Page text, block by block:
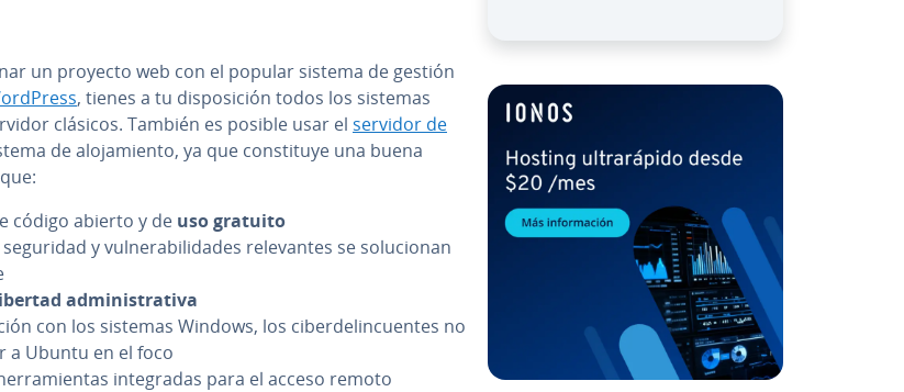
un proyecto web con el popular sistema de gestión
, tienes a tu di­s­po­si­ción todos los sistemas
clásicos. También es posible usar el servidor de
de alo­ja­mie­n­to, ya que co­n­s­ti­tu­ye una buena
código abierto y de uso gratuito
seguridad y vu­l­ne­ra­bi­li­da­des re­le­va­n­tes se so­lu­cio­nan
ad­mi­ni­s­tra­ti­va
con los sistemas Windows, los ci­be­r­de­li­n­cue­n­tes no
a Ubuntu en el foco
in­te­gra­das para el acceso remoto